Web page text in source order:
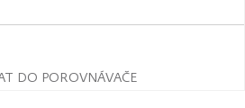
DO POROVNÁVAČE